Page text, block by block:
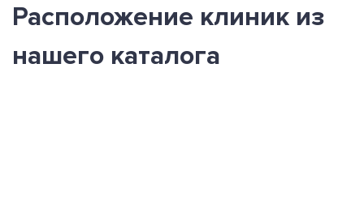
Расположение клиник из
нашего каталога